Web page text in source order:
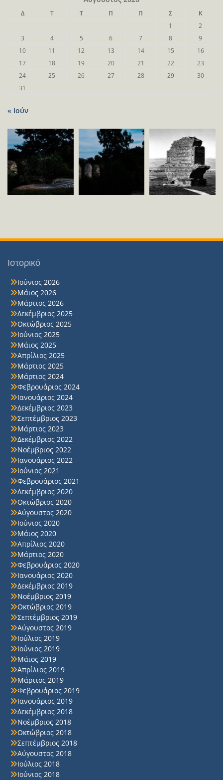
Δ Τ Τ Π Π Σ
Κ
1
2
3
4 5 6 7 8
9
10
11 12 13 14 15
16
17
18 19 20 21 22
23
24
25 26 27 28 29
30
31
« Ιούν
Ιστορικό
Ιούνιος 2026
Μάιος 2026
Μάρτιος 2026
Δεκέμβριος 2025
Οκτώβριος 2025
Ιούνιος 2025
Μάιος 2025
Απρίλιος 2025
Μάρτιος 2025
Μάρτιος 2024
Φεβρουάριος 2024
Ιανουάριος 2024
Δεκέμβριος 2023
Σεπτέμβριος 2023
Μάρτιος 2023
Δεκέμβριος 2022
Νοέμβριος 2022
Ιανουάριος 2022
Ιούνιος 2021
Φεβρουάριος 2021
Δεκέμβριος 2020
Οκτώβριος 2020
Αύγουστος 2020
Ιούνιος 2020
Μάιος 2020
Απρίλιος 2020
Μάρτιος 2020
Φεβρουάριος 2020
Ιανουάριος 2020
Δεκέμβριος 2019
Νοέμβριος 2019
Οκτώβριος 2019
Σεπτέμβριος 2019
Αύγουστος 2019
Ιούλιος 2019
Ιούνιος 2019
Μάιος 2019
Απρίλιος 2019
Μάρτιος 2019
Φεβρουάριος 2019
Ιανουάριος 2019
Δεκέμβριος 2018
Νοέμβριος 2018
Οκτώβριος 2018
Σεπτέμβριος 2018
Αύγουστος 2018
Ιούλιος 2018
Ιούνιος 2018